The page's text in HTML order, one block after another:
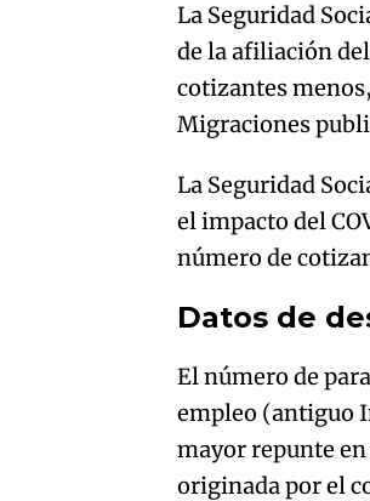
La Seguridad
de la afiliación
cotizantes
Migraciones
La Seguridad
el impacto del
número de
Datos de
El número de
empleo (antiguo
mayor repunte
originada por el